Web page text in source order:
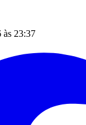
às 23:37